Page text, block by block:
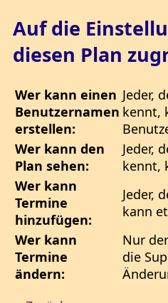
Auf die
diesen Plan
Wer kann einen
Benutzernamen
erstellen:
Jeder,
kennt,
Wer kann den
Plan sehen:
Jeder,
kennt,
Wer kann
Termine
hinzufügen:
Jeder,
kann
Wer kann
Termine
ändern:
Nur
die